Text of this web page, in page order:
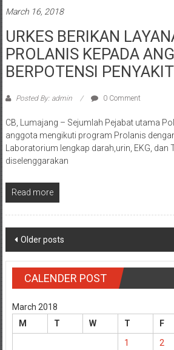
March 16, 2018
URKES BERIKAN
PROLANIS KEPADA
BERPOTENSI
Posted By: admin 0 Comment
CB, Lumajang – Sejumlah Pejabat utama
anggota mengikuti program Prolanis
Laboratorium lengkap darah,urin, EKG, dan
diselenggarakan
Read more
Posts
navigation
Older posts
CALENDER POST
March 2018
M
T W T F
1
2